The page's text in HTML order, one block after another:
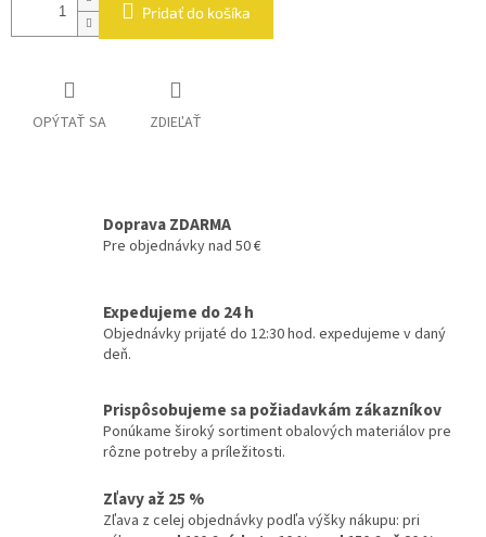
Pridať do košíka
OPÝTAŤ SA ZDIEĽAŤ
Doprava ZDARMA
Pre objednávky nad 50 €
Expedujeme do 24 h
Objednávky prijaté do 12:30 hod. expedujeme v daný
deň.
Prispôsobujeme sa požiadavkám zákazníkov
Ponúkame široký sortiment obalových materiálov pre
rôzne potreby a príležitosti.
Zľavy až 25 %
Zľava z celej objednávky podľa výšky nákupu: pri